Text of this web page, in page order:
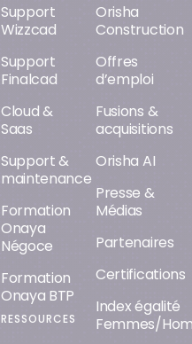
Support
Wizzcad
Support
Finalcad
Cloud &
Saas
Support &
maintenance
Formation
Onaya
Négoce
Formation
Onaya BTP
RESSOURCES
Orisha
Construction
Offres
d’emploi
Fusions &
acquisitions
Orisha AI
Presse &
Médias
Partenaires
Certifications
Index égalité
Femmes/